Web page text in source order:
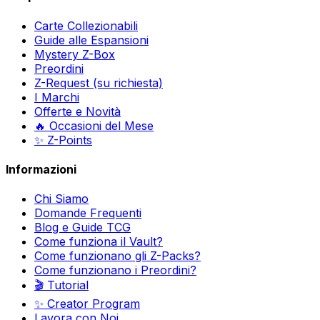
Carte Collezionabili
Guide alle Espansioni
Mystery Z-Box
Preordini
Z-Request (su richiesta)
I Marchi
Offerte e Novità
🔥 Occasioni del Mese
✨ Z-Points
Informazioni
Chi Siamo
Domande Frequenti
Blog e Guide TCG
Come funziona il Vault?
Come funzionano gli Z-Packs?
Come funzionano i Preordini?
🎬 Tutorial
✨ Creator Program